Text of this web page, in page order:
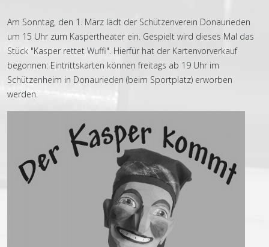
Am Sonntag, den 1. März lädt der Schützenverein Donaurieden
um 15 Uhr zum Kaspertheater ein. Gespielt wird dieses Mal das
Stück "Kasper rettet Wuffi". Hierfür hat der Kartenvorverkauf
begonnen: Eintrittskarten können freitags ab 19 Uhr im
Schützenheim in Donaurieden (beim Sportplatz) erworben
werden.